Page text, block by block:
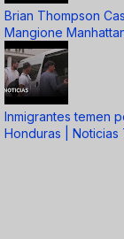
Brian Thompson
Mangione
Inmigrantes temen
Honduras | Noticias